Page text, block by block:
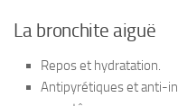
La bronchite aiguë
Repos et hydratation.
Antipyrétiques et anti-